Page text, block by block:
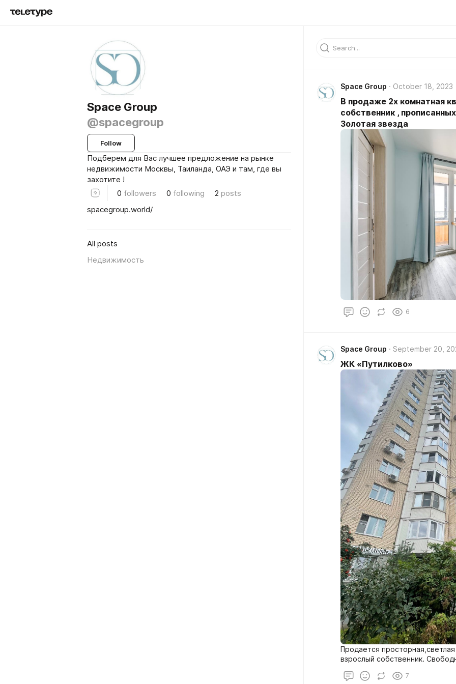
Space Group
@spacegroup
Follow
Подберем для Вас лучшее предложение на рынке
недвижимости Москвы, Таиланда, ОАЭ и там, где вы
захотите !
0 followers 0 following 2 posts
spacegroup.world/
All posts
Недвижимость
Space Group October 18, 2023
В продаже 2х комнатная
собственник ,
Золотая звезда
6
Space Group September 20,
ЖК «Путилково»
Продается
взрослый собственник.
7